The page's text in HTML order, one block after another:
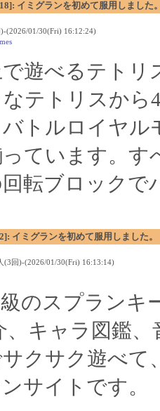
イミグランを初めて服用しました
(2026/01/30(Fri) 16:12:24)
遊べるテトリ
テトリスから
トルロイヤル
っています。
転ブロックで
イミグランを初めて服用しました。
(3回)-(2026/01/30(Fri) 16:13:14)
のスプランキ
、キャラ図鑑
クサク遊べて
サイトです。